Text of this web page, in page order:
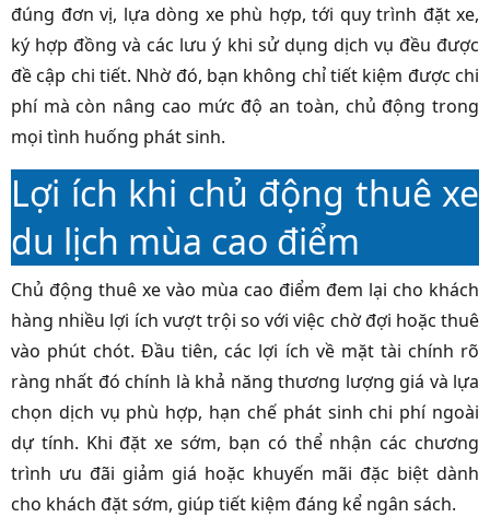
đúng đơn vị, lựa dòng xe phù hợp, tới quy trình đặt xe,
ký hợp đồng và các lưu ý khi sử dụng dịch vụ đều được
đề cập chi tiết. Nhờ đó, bạn không chỉ tiết kiệm được chi
phí mà còn nâng cao mức độ an toàn, chủ động trong
mọi tình huống phát sinh.
Lợi ích khi chủ động thuê xe
du lịch mùa cao điểm
Chủ động thuê xe vào mùa cao điểm đem lại cho khách
hàng nhiều lợi ích vượt trội so với việc chờ đợi hoặc thuê
vào phút chót. Đầu tiên, các lợi ích về mặt tài chính rõ
ràng nhất đó chính là khả năng thương lượng giá và lựa
chọn dịch vụ phù hợp, hạn chế phát sinh chi phí ngoài
dự tính. Khi đặt xe sớm, bạn có thể nhận các chương
trình ưu đãi giảm giá hoặc khuyến mãi đặc biệt dành
cho khách đặt sớm, giúp tiết kiệm đáng kể ngân sách.